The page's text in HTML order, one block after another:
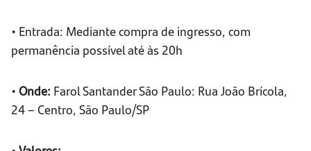
• Entrada: Mediante compra de ingresso, com
permanência possível até às 20h
• Onde: Farol Santander São Paulo: Rua João Brícola,
24 – Centro, São Paulo/SP